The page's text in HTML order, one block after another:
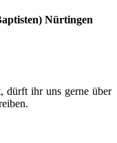
Nürtingen
dürft ihr uns gerne über